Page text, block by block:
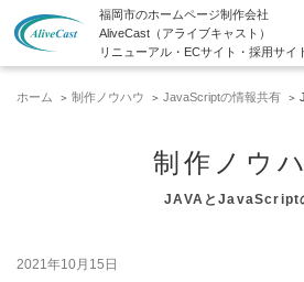
福岡市のホームページ制作会社
AliveCast（アライブキャスト）
リニューアル・ECサイト・採用サイ
ホーム 制作ノウハウ JavaScriptの情報共有
制作ノウ
JAVAとJavaScript
2021年10月15日